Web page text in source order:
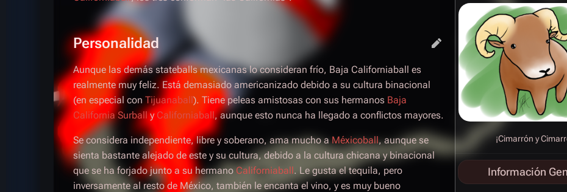
¡Cimarrón y
Información
Personalidad
Aunque las demás stateballs mexicanas lo consideran frío, Baja Californiaball es
realmente muy feliz. Está demasiado americanizado debido a su cultura binacional
(en especial conTijuanaball). Tiene peleas amistosas con sus hermanos Baja
California Surbally Californiaball, aunque esto nunca ha llegado a conflictos mayores.
Se considera independiente, libre y soberano, ama mucho aMéxicoball, aunque se
sienta bastante alejado de este y su cultura, debido a la cultura chicana y binacional
que se ha forjado junto a su hermanoCaliforniaball. Le gusta el tequila, pero
inversamente al resto de México, también le encanta el vino, y es muy bueno